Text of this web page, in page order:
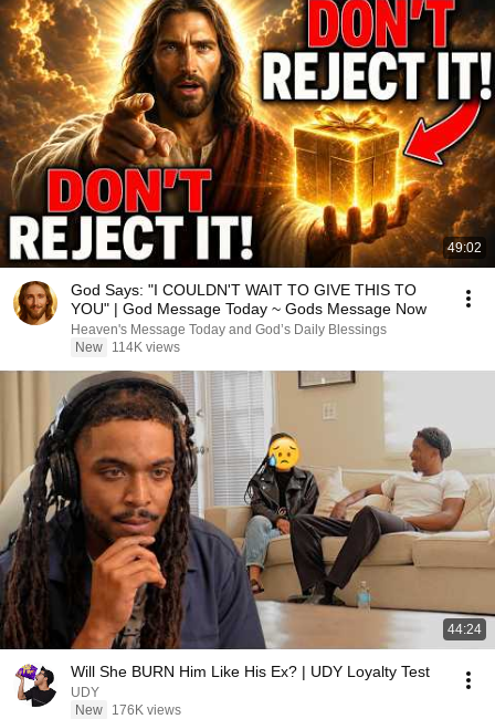
49:02
God Says: "I COULDN'T WAIT TO GIVE THIS TO
YOU" | God Message Today ~ Gods Message Now
Heaven's Message Today and God’s Daily Blessings
New
114K views
44:24
Will She BURN Him Like His Ex? | UDY Loyalty Test
UDY
New
176K views